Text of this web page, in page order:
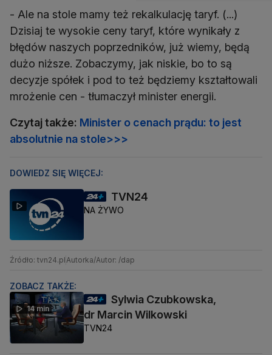
- Ale na stole mamy też rekalkulację taryf. (...)
Dzisiaj te wysokie ceny taryf, które wynikały z
błędów naszych poprzedników, już wiemy, będą
dużo niższe. Zobaczymy, jak niskie, bo to są
decyzje spółek i pod to też będziemy kształtowali
mrożenie cen - tłumaczył minister energii.
Czytaj także: Minister o cenach prądu: to jest
absolutnie na stole>>>
DOWIEDZ SIĘ WIĘCEJ:
TVN24
NA ŻYWO
Źródło: tvn24.plAutorka/Autor: /dap
ZOBACZ TAKŻE:
14 min
Sylwia Czubkowska,
dr Marcin Wilkowski
TVN24